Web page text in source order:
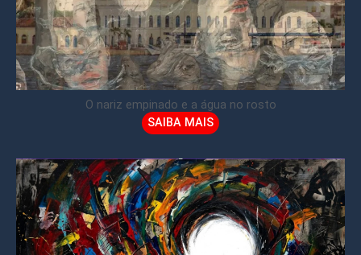
O nariz empinado e a água no rosto
SAIBA MAIS